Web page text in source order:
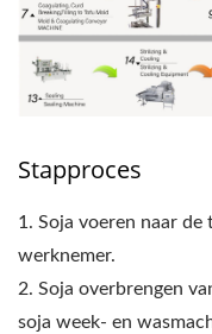
Stapproces
1. Soja voeren naar
werknemer.
2. Soja overbrengen
soja week- en